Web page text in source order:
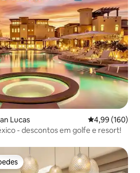
Lucas 4,99 de uma
4,99 (160)
- descontos em golfe e resort!
dos hóspedes